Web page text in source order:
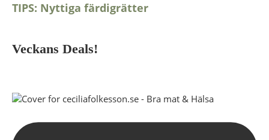
TIPS: Nyttiga färdigrätter
Veckans Deals!